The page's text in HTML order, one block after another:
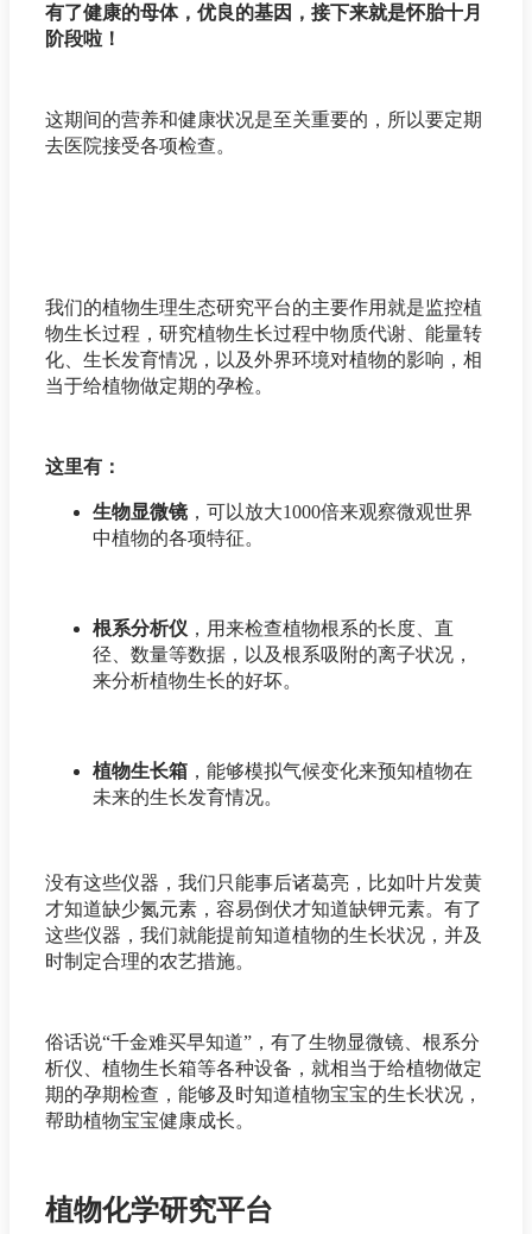
有了健康的母体，优良的基因，接下来就是怀胎十月
阶段啦！
这期间的营养和健康状况是至关重要的，所以要定期
去医院接受各项检查。
我们的植物生理生态研究平台的主要作用就是监控植
物生长过程，研究植物生长过程中物质代谢、能量转
化、生长发育情况，以及外界环境对植物的影响，相
当于给植物做定期的孕检。
这里有：
生物显微镜 ，可以放大1000倍来观察微观世界
中植物的各项特征。
根系分析仪 ，用来检查植物根系的长度、直
径、数量等数据，以及根系吸附的离子状况，
来分析植物生长的好坏。
植物生长箱 ，能够模拟气候变化来预知植物在
未来的生长发育情况。
没有这些仪器，我们只能事后诸葛亮，比如叶片发黄
才知道缺少氮元素，容易倒伏才知道缺钾元素。有了
这些仪器，我们就能提前知道植物的生长状况，并及
时制定合理的农艺措施。
俗话说“千金难买早知道”，有了生物显微镜、根系分
析仪、植物生长箱等各种设备，就相当于给植物做定
期的孕期检查，能够及时知道植物宝宝的生长状况，
帮助植物宝宝健康成长。
植物化学研究平台